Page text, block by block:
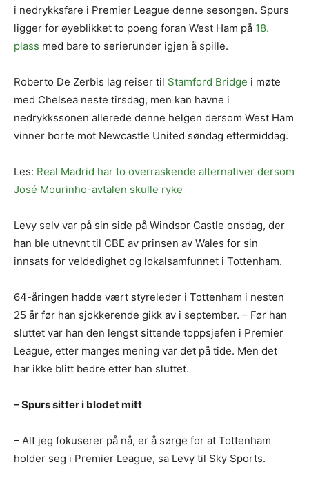
i nedrykksfare i Premier League denne sesongen. Spurs
ligger for øyeblikket to poeng foran West Ham på 18.
plass med bare to serierunder igjen å spille.
Roberto De Zerbis lag reiser til Stamford Bridge i møte
med Chelsea neste tirsdag, men kan havne i
nedrykkssonen allerede denne helgen dersom West Ham
vinner borte mot Newcastle United søndag ettermiddag.
Les: Real Madrid har to overraskende alternativer dersom
José Mourinho-avtalen skulle ryke
Levy selv var på sin side på Windsor Castle onsdag, der
han ble utnevnt til CBE av prinsen av Wales for sin
innsats for veldedighet og lokalsamfunnet i Tottenham.
64-åringen hadde vært styreleder i Tottenham i nesten
25 år før han sjokkerende gikk av i september. – Før han
sluttet var han den lengst sittende toppsjefen i Premier
League, etter manges mening var det på tide. Men det
har ikke blitt bedre etter han sluttet.
– Spurs sitter i blodet mitt
– Alt jeg fokuserer på nå, er å sørge for at Tottenham
holder seg i Premier League, sa Levy til Sky Sports.